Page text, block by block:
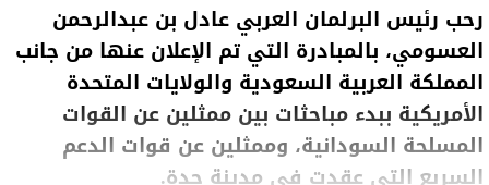
رحب رئيس البرلمان العربي عادل بن عبدالرحمن
العسومي، بالمبادرة التي تم الإعلان عنها من جانب
المملكة العربية السعودية والولايات المتحدة
الأمريكية ببدء مباحثات بين ممثلين عن القوات
المسلحة السودانية، وممثلين عن قوات الدعم